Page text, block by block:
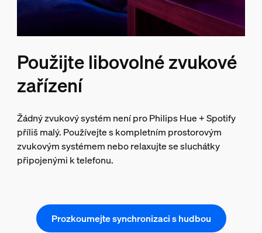
Použijte libovolné zvukové
zařízení
Žádný zvukový systém není pro Philips Hue + Spotify
příliš malý. Používejte s kompletním prostorovým
zvukovým systémem nebo relaxujte se sluchátky
připojenými k telefonu.
Prozkoumejte synchronizaci s hudbou